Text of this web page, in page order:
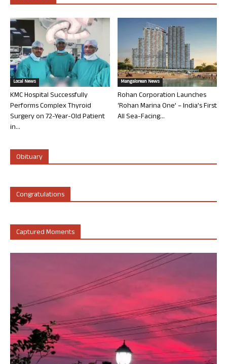
Local News
KMC Hospital Successfully
Performs Complex Thyroid
Surgery on 72-Year-Old Patient
in...
Mangalorean News
Rohan Corporation Launches
‘Rohan Marina One’ – India’s First
All Sea-Facing...
Obituary
Congratulations
Captured Moments